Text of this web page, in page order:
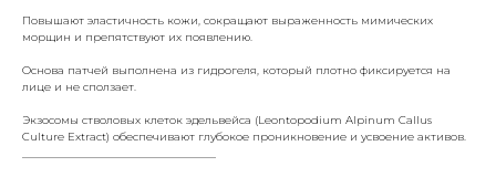
Повышают эластичность кожи, сокращают выраженность мимических
морщин и препятствуют их появлению.
Основа патчей выполнена из гидрогеля, который плотно фиксируется на
лице и не сползает.
Экзосомы стволовых клеток эдельвейса (Leontopodium Alpinum Callus
Culture Extract) обеспечивают глубокое проникновение и усвоение активов.